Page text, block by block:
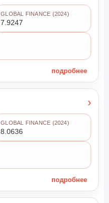
GLOBAL FINANCE (2024)
7.9247
подробнее
›
GLOBAL FINANCE (2024)
8.0636
подробнее